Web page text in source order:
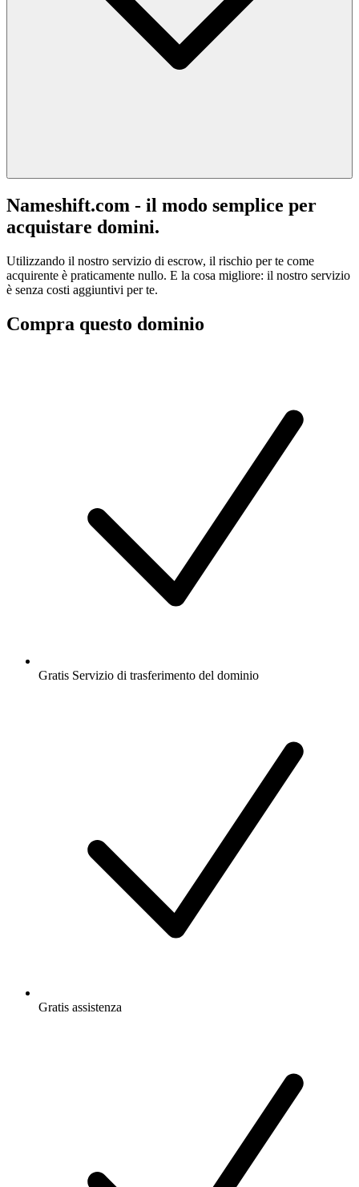
Nameshift.com - il modo semplice per
acquistare domini.
Utilizzando il nostro servizio di escrow, il rischio per te come
acquirente è praticamente nullo. E la cosa migliore: il nostro servizio
è senza costi aggiuntivi per te.
Compra questo dominio
Gratis Servizio di trasferimento del dominio
Gratis assistenza